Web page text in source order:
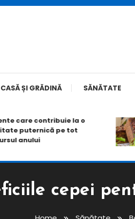
CASĂ ȘI GRĂDINĂ SĂNĂTATE
contribuie la o
puternică pe tot
anului
cepei